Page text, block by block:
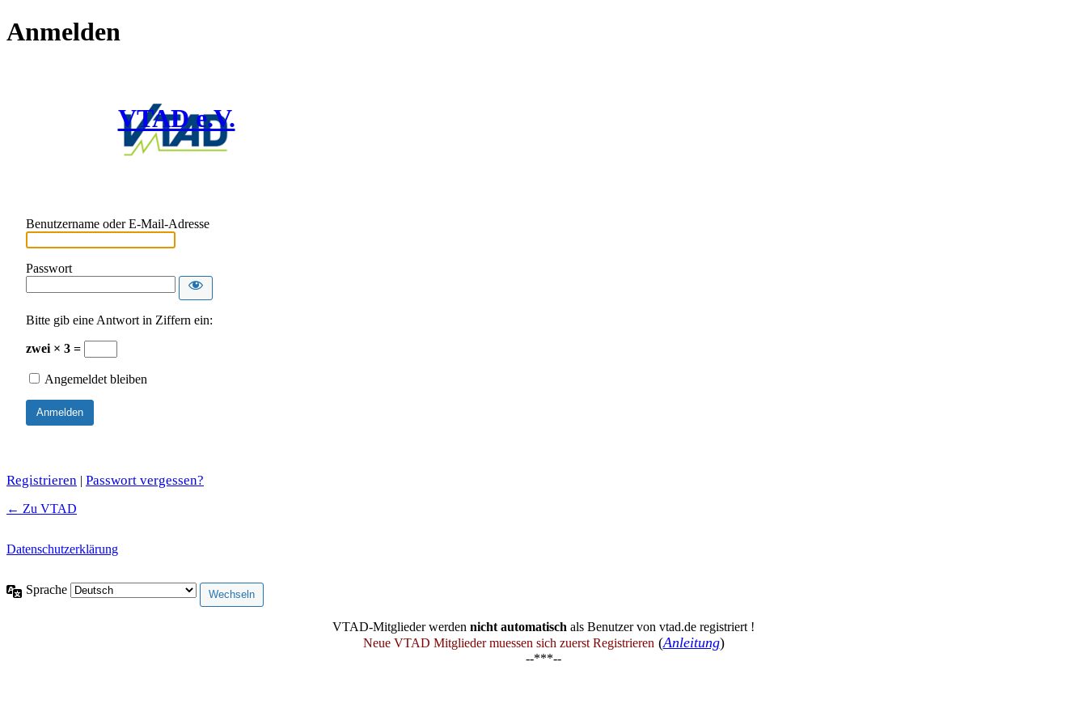
Anmelden
VTAD e.V.
Benutzername oder E-Mail-Adresse
Passwort
Bitte gib eine Antwort in Ziffern ein:
zwei × 3 =
Angemeldet bleiben
Registrieren | Passwort vergessen?
← Zu VTAD
Datenschutzerklärung
Sprache
VTAD-Mitglieder werden nicht automatisch als Benutzer von vtad.de registriert !
Neue VTAD Mitglieder muessen sich zuerst Registrieren(Anleitung)
--***--